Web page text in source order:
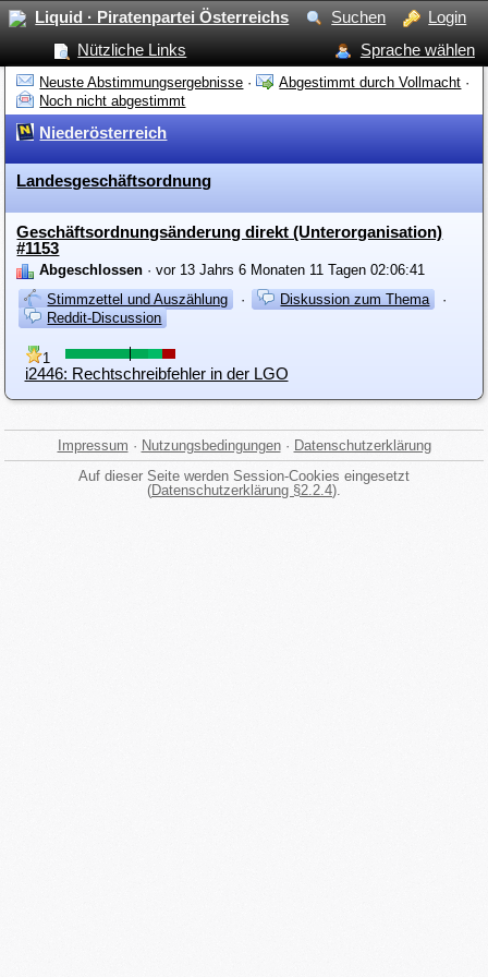
Liquid · Piratenpartei Österreichs Suchen
Login
Nützliche Links
Sprache wählen
Neuste Abstimmungsergebnisse · Abgestimmt durch Vollmacht ·
Noch nicht abgestimmt
Niederösterreich
Landesgeschäftsordnung
Geschäftsordnungsänderung direkt (Unterorganisation)
#1153
Abgeschlossen · vor 13 Jahrs 6 Monaten 11 Tagen 02:06:41
Stimmzettel und Auszählung
· Diskussion zum Thema
·
Reddit-Discussion
1
i2446: Rechtschreibfehler in der LGO
Impressum · Nutzungsbedingungen· Datenschutzerklärung
Auf dieser Seite werden Session-Cookies eingesetzt
(Datenschutzerklärung §2.2.4).